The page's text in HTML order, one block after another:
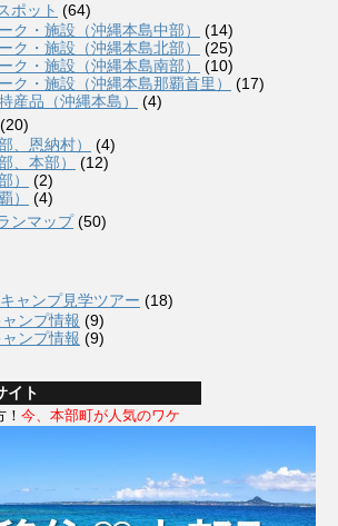
ポット (64)
ク・施設（沖縄本島中部）
(14)
ク・施設（沖縄本島北部）
(25)
ク・施設（沖縄本島南部）
(10)
ク・施設（沖縄本島那覇首里）
(17)
産品（沖縄本島）
(4)
(20)
、恩納村）
(4)
、本部）
(12)
）
(2)
）
(4)
ンマップ(50)
ャンプ見学ツアー (18)
ンプ情報 (9)
ンプ情報 (9)
イト
今、本部町が人気のワケ